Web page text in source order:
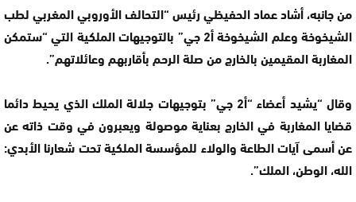
من جانبه، أشاد عماد الحفيظي رئيس “التحالف الأوروبي المغربي لطب
الشيخوخة وعلم الشيخوخة أ2 جي” بالتوجيهات الملكية التي “ستمكن
المغاربة المقيمين بالخارج من صلة الرحم بأقاربهم وعائلاتهم”.
وقال “يشيد أعضاء “أ2 جي” بتوجيهات جلالة الملك الذي يحيط دائما
قضايا المغاربة في الخارج بعناية موصولة ويعبرون في وقت ذاته عن
عن أسمى آيات الطاعة والولاء للمؤسسة الملكية تحت شعارنا الأبدي:
الله، الوطن، الملك”.